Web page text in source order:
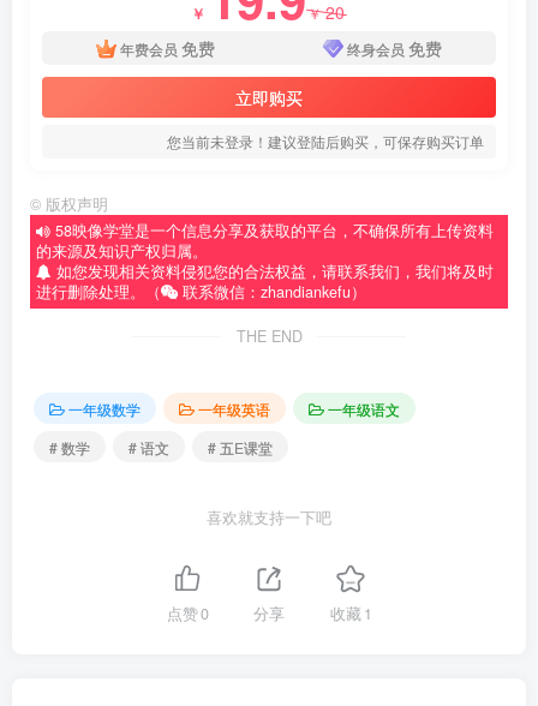
￥ ￥20
年费会员 免费 终身会员 免费
立即购买
您当前未登录！建议登陆后购买，可保存购买订单
© 版权声明
58映像学堂是一个信息分享及获取的平台，不确保所有上传资料
的来源及知识产权归属。
如您发现相关资料侵犯您的合法权益，请联系我们，我们将及时
进行删除处理。（
联系微信：zhandiankefu）
THE END
一年级数学 一年级英语
一年级语文
# 数学
# 语文 # 五E课堂
喜欢就支持一下吧
点赞0 分享 收藏1